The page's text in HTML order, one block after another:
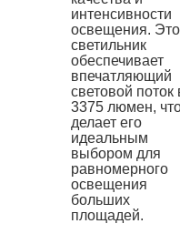
интенсивности
освещения.
светильник
обеспечивает
впечатляющий
световой поток
3375 люмен,
делает его
идеальным
выбором для
равномерного
освещения
больших
площадей.